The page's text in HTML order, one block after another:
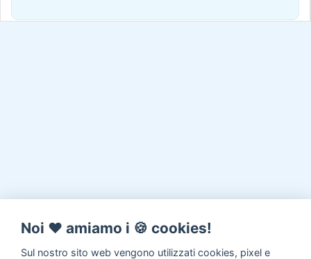
Noi ♥️ amiamo i 🍪 cookies!
Sul nostro sito web vengono utilizzati cookies, pixel e